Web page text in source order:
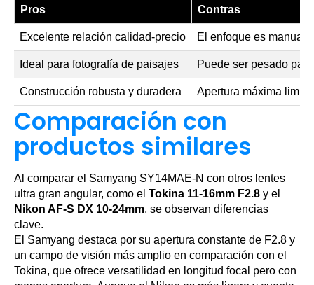
Pros Contras
Excelente relación calidad-precio El enfoque es manual
Ideal para fotografía de paisajes Puede ser pesado
Construcción robusta y duradera Apertura máxima
Comparación con
productos similares
Al comparar el Samyang SY14MAE-N con otros lentes
ultra gran angular, como el Tokina 11-16mm F2.8 y el
Nikon AF-S DX 10-24mm, se observan diferencias
clave.
El Samyang destaca por su apertura constante de F2.8 y
un campo de visión más amplio en comparación con el
Tokina, que ofrece versatilidad en longitud focal pero con